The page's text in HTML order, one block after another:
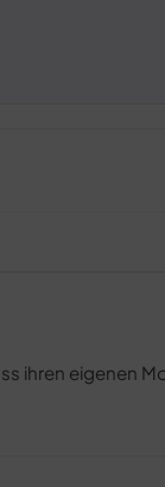
ihren eigenen